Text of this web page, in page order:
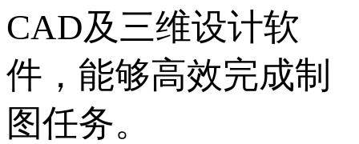
CAD及三维设计软
件，能够高效完成制
图任务。